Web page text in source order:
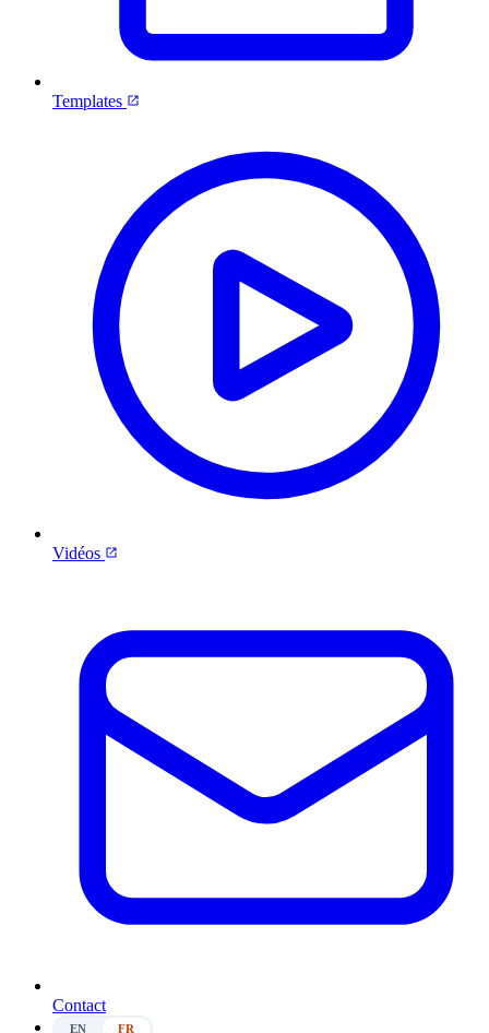
Templates
Vidéos
Contact
EN FR